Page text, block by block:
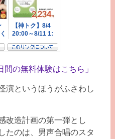
の無料体験はこちら」
演というほうがふさわし
改造計画の第一弾とし
たのは、男声合唱のスタ